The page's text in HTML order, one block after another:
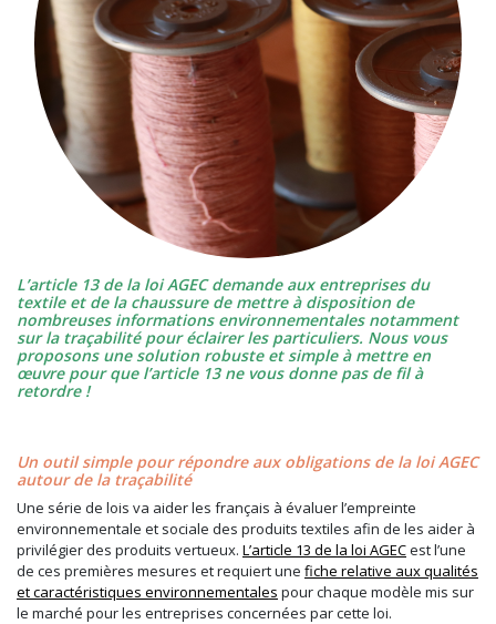
L’article 13 de la loi AGEC demande aux entreprises du
textile et de la chaussure de mettre à disposition de
nombreuses informations environnementales notamment
sur la traçabilité pour éclairer les particuliers. Nous vous
proposons une solution robuste et simple à mettre en
œuvre pour que l’article 13 ne vous donne pas de fil à
retordre !
Un outil simple pour répondre aux obligations de la loi AGEC
autour de la traçabilité
Une série de lois va aider les français à évaluer l’empreinte
environnementale et sociale des produits textiles afin de les aider à
privilégier des produits vertueux. L’article 13 de la loi AGECest l’une
de ces premières mesures et requiert une fiche relative aux qualités
et caractéristiques environnementales pour chaque modèle mis sur
le marché pour les entreprises concernées par cette loi.